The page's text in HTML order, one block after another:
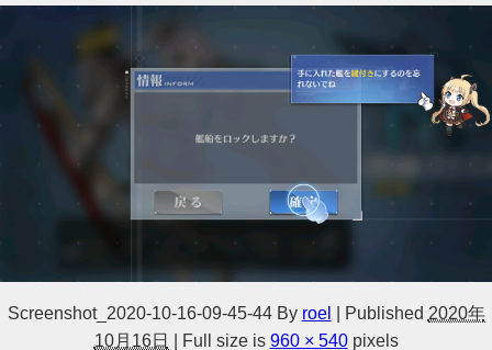
Screenshot_2020-10-16-09-45-44 By roel Published 2020年
10月16日
Full size is 960 × 540pixels